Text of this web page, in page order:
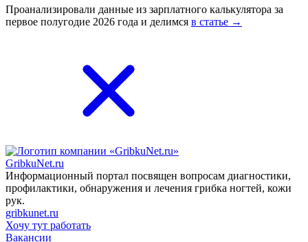
Проанализировали данные из зарплатного калькулятора за
первое полугодие 2026 года и делимся в статье →
GribkuNet.ru
Информационный портал посвящен вопросам диагностики,
профилактики, обнаружения и лечения грибка ногтей, кожи
рук.
gribkunet.ru
Хочу тут работать
Вакансии